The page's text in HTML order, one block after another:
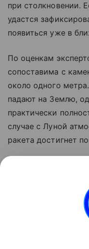
при столкновении.
удастся
появиться уже в
По оценкам
сопоставима с
около одного
падают на Землю,
практически
случае с Луной
ракета достигнет
об атмосфере